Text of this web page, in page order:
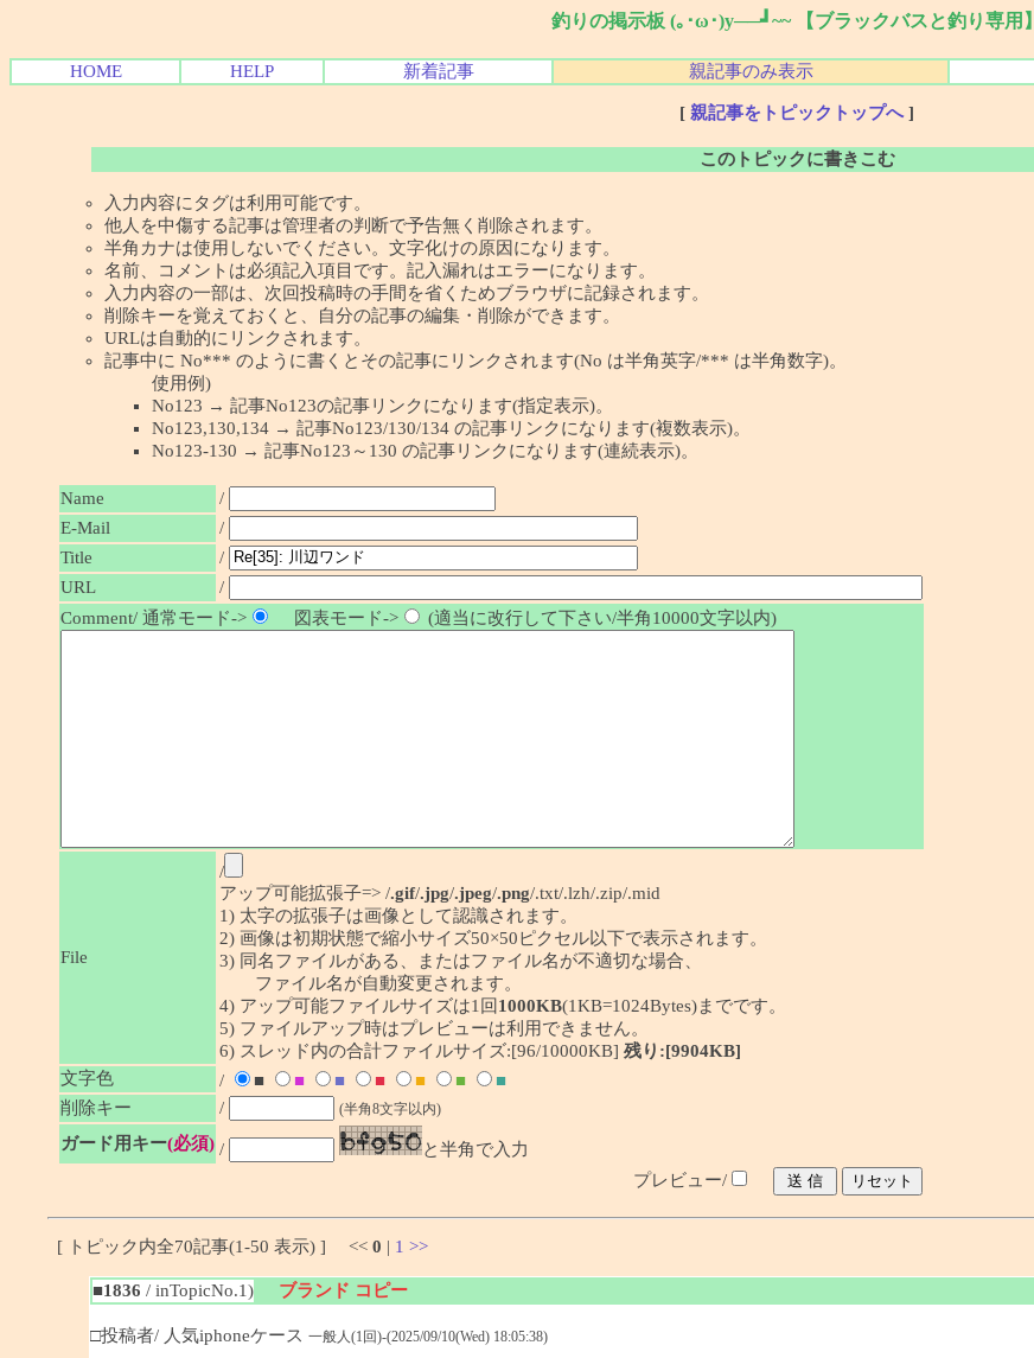
釣りの掲示板 (｡･ω･)y──┛~~ 【ブラックバスと釣り専用】
HOME HELP 新着記事 親記事のみ表示
[ 親記事をトピックトップへ]
このトピックに書きこむ
入力内容にタグは利用可能です。
他人を中傷する記事は管理者の判断で予告無く削除されます。
半角カナは使用しないでください。文字化けの原因になります。
名前、コメントは必須記入項目です。記入漏れはエラーになります。
入力内容の一部は、次回投稿時の手間を省くためブラウザに記録されます。
削除キーを覚えておくと、自分の記事の編集・削除ができます。
URLは自動的にリンクされます。
記事中に No*** のように書くとその記事にリンクされます(No は半角英字/*** は半角数字)。
使用例)
No123 → 記事No123の記事リンクになります(指定表示)。
No123,130,134 → 記事No123/130/134 の記事リンクになります(複数表示)。
No123-130 → 記事No123～130 の記事リンクになります(連続表示)。
Name
/
E-Mail
/
Title
/
URL
/
Comment/ 通常モード->
図表モード-> (適当に改行して下さい/半角10000文字以内)
File
/
アップ可能拡張子=> /.gif/.jpg/.jpeg/.png/.txt/.lzh/.zip/.mid
1) 太字の拡張子は画像として認識されます。
2) 画像は初期状態で縮小サイズ50×50ピクセル以下で表示されます。
3) 同名ファイルがある、またはファイル名が不適切な場合、
ファイル名が自動変更されます。
4) アップ可能ファイルサイズは1回 1000KB(1KB=1024Bytes)までです。
5) ファイルアップ時はプレビューは利用できません。
6) スレッド内の合計ファイルサイズ:[96/10000KB] 残り:[9904KB]
文字色
/ ■ ■ ■ ■ ■ ■
■
削除キー
/ (半角8文字以内)
ガード用キー(必須) /
と半角で入力
プレビュー/
[ トピック内全70記事(1-50 表示) ] << 0 | 1 >>
■1836 / inTopicNo.1)
ブランド コピー
□投稿者/ 人気iphoneケース 一般人(1回)-(2025/09/10(Wed) 18:05:38)